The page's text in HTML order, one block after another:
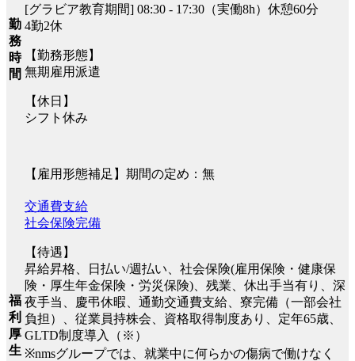
勤
務
時
間
[グラビア教育期間] 08:30 - 17:30（実働8h）休憩60分
4勤2休
【勤務形態】
無期雇用派遣
【休日】
シフト休み
【雇用形態補足】期間の定め：無
福
利
厚
生
交通費支給
社会保険完備
【待遇】
昇給昇格、日払い/週払い、社会保険(雇用保険・健康保
険・厚生年金保険・労災保険)、残業、休出手当有り、深
夜手当、慶弔休暇、通勤交通費支給、寮完備（一部会社
負担）、従業員持株会、資格取得制度あり、定年65歳、
GLTD制度導入（※）
※nmsグループでは、就業中に何らかの傷病で働けなく